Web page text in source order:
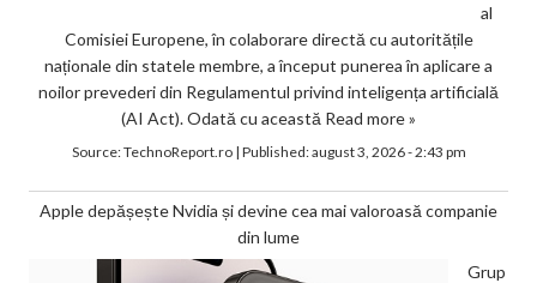
al
Comisiei Europene, în colaborare directă cu autoritățile
naționale din statele membre, a început punerea în aplicare a
noilor prevederi din Regulamentul privind inteligența artificială
(AI Act). Odată cu această Read more »
Source:TechnoReport.ro| Published:august 3, 2026 - 2:43 pm
Apple depășește Nvidia și devine cea mai valoroasă companie
din lume
Grup